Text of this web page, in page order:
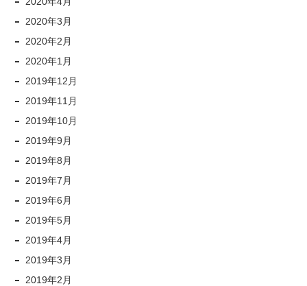
2020年3月
2020年2月
2020年1月
2019年12月
2019年11月
2019年10月
2019年9月
2019年8月
2019年7月
2019年6月
2019年5月
2019年4月
2019年3月
2019年2月